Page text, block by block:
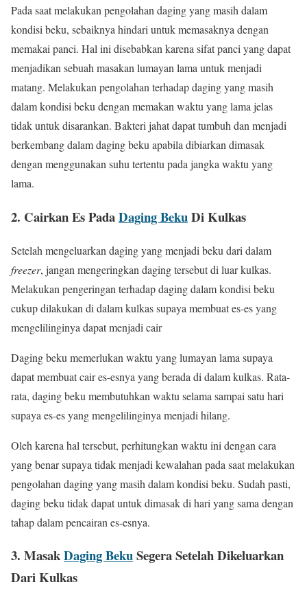
Pada saat melakukan pengolahan daging yang masih dalam
kondisi beku, sebaiknya hindari untuk memasaknya dengan
memakai panci. Hal ini disebabkan karena sifat panci yang dapat
menjadikan sebuah masakan lumayan lama untuk menjadi
matang. Melakukan pengolahan terhadap daging yang masih
dalam kondisi beku dengan memakan waktu yang lama jelas
tidak untuk disarankan. Bakteri jahat dapat tumbuh dan menjadi
berkembang dalam daging beku apabila dibiarkan dimasak
dengan menggunakan suhu tertentu pada jangka waktu yang
lama.
2. Cairkan Es PadaDaging BekuDi Kulkas
Setelah mengeluarkan daging yang menjadi beku dari dalam
freezer, jangan mengeringkan daging tersebut di luar kulkas.
Melakukan pengeringan terhadap daging dalam kondisi beku
cukup dilakukan di dalam kulkas supaya membuat es-es yang
mengelilinginya dapat menjadi cair
Daging beku memerlukan waktu yang lumayan lama supaya
dapat membuat cair es-esnya yang berada di dalam kulkas. Rata-
rata, daging beku membutuhkan waktu selama sampai satu hari
supaya es-es yang mengelilinginya menjadi hilang.
Oleh karena hal tersebut, perhitungkan waktu ini dengan cara
yang benar supaya tidak menjadi kewalahan pada saat melakukan
pengolahan daging yang masih dalam kondisi beku. Sudah pasti,
daging beku tidak dapat untuk dimasak di hari yang sama dengan
tahap dalam pencairan es-esnya.
3. MasakDaging BekuSegera Setelah Dikeluarkan
Dari Kulkas